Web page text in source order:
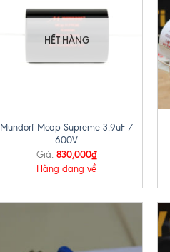
HẾT HÀNG
Mundorf Mcap Supreme 3.9uF /
600V
Giá: 830,000₫
Hàng đang về